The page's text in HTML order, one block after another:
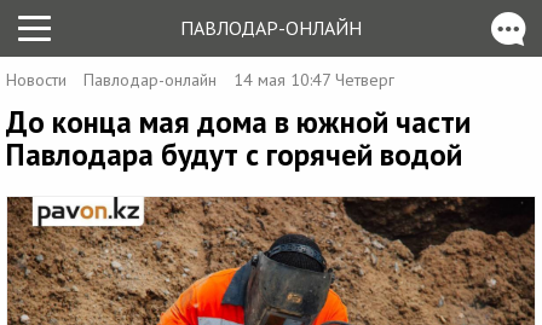
ПАВЛОДАР-ОНЛАЙН
Новости Павлодар-онлайн 14 мая 10:47 Четверг
До конца мая дома в южной части
Павлодара будут с горячей водой